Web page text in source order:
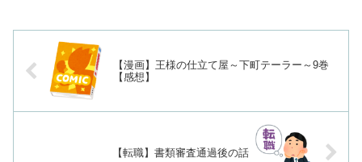
【漫画】王様の仕立て屋～下町テーラー～9巻
【感想】
【転職】書類審査通過後の話